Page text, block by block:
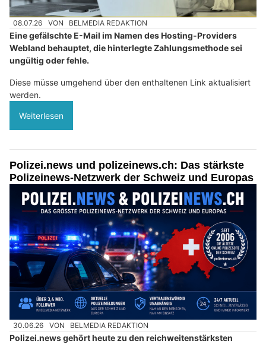
08.07.26 VON BELMEDIA REDAKTION
Eine gefälschte E-Mail im Namen des Hosting-Providers
Webland behauptet, die hinterlegte Zahlungsmethode sei
ungültig oder fehle.
Diese müsse umgehend über den enthaltenen Link aktualisiert
werden.
Weiterlesen
Polizei.news und polizeinews.ch: Das stärkste
Polizeinews-Netzwerk der Schweiz und Europas
30.06.26 VON BELMEDIA REDAKTION
Polizei.news gehört heute zu den reichweitenstärksten